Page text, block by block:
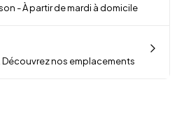
- À partir de mardi à domicile
Découvrez nos emplacements